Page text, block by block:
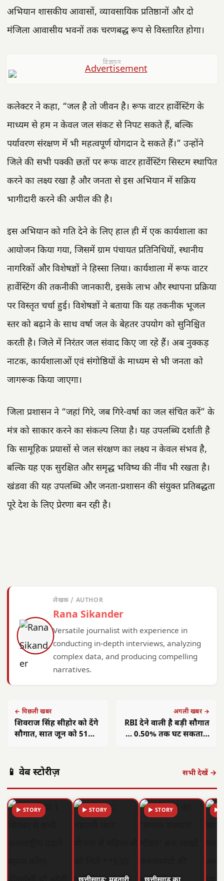
अभियान शासकीय आवासों, व्यावसायिक प्रतिष्ठानों और दो
मंजिला आवासीय भवनों तक चरणबद्ध रूप से विस्तारित होगा।
विज्ञापन
कलेक्टर ने कहा, “जल है तो जीवन है। रूफ वाटर हार्वेस्टिंग के
माध्यम से हम न केवल जल संकट से निपट सकते हैं, बल्कि
पर्यावरण संरक्षण में भी महत्वपूर्ण योगदान दे सकते हैं।” उन्होंने
जिले की सभी पक्की छतों पर रूफ वाटर हार्वेस्टिंग सिस्टम स्थापित
करने का लक्ष्य रखा है और जनता से इस अभियान में सक्रिय
भागीदारी करने की अपील की है।
इस अभियान को गति देने के लिए हाल ही में एक कार्यशाला का
आयोजन किया गया, जिसमें ग्राम पंचायत प्रतिनिधियों, स्थानीय
नागरिकों और विशेषज्ञों ने हिस्सा लिया। कार्यशाला में रूफ वाटर
हार्वेस्टिंग की तकनीकी जानकारी, इसके लाभ और स्थापना प्रक्रिया
पर विस्तृत चर्चा हुई। विशेषज्ञों ने बताया कि यह तकनीक भूजल
स्तर को बढ़ाने के साथ वर्षा जल के बेहतर उपयोग को सुनिश्चित
करती है। जिले में निरंतर जल संवाद किए जा रहे हैं। अब नुक्कड़
नाटक, कार्यशालाओं एवं संगोष्ठियों के माध्यम से भी जनता को
जागरूक किया जाएगा।
जिला प्रशासन ने “जहां गिरे, जब गिरे-वर्षा का जल संचित करें” के
मंत्र को साकार करने का संकल्प लिया है। यह उपलब्धि दर्शाती है
कि सामूहिक प्रयासों से जल संरक्षण का लक्ष्य न केवल संभव है,
बल्कि यह एक सुरक्षित और समृद्ध भविष्य की नींव भी रखता है।
खंडवा की यह उपलब्धि और जनता-प्रशासन की संयुक्त प्रतिबद्धता
पूरे देश के लिए प्रेरणा बन रही है।
लेखक / AUTHOR
Rana Sikander
Versatile journalist with experience in
conducting in-depth interviews, analyzing
complex data, and producing compelling
narratives.
← पिछली खबर
शिवराज सिंह सीहोर को देंगे
सौगात, सात जून को 51
अगली खबर →
RBI देने वाली है बड़ी सौगात
… 0.50% तक घट सकता है
📱 वेब स्टोरीज़ सभी देखें →
▶ STORY ▶ STORY ▶ STORY ▶